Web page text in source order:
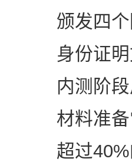
颁发四
身份证
内测阶
材料准
超过